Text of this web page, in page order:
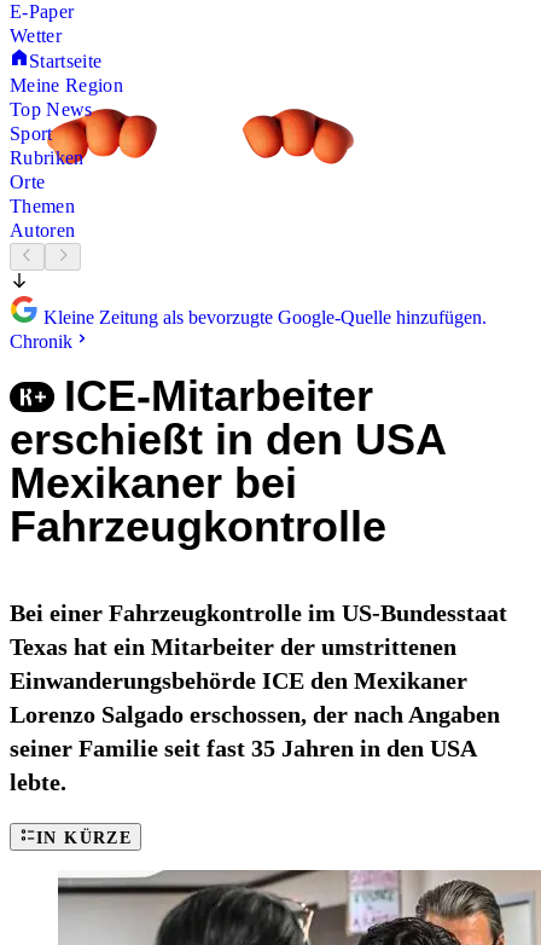
E-Paper
Wetter
Startseite
Meine Region
Top News
Sport
Rubriken
Orte
Themen
Autoren
Kleine Zeitung als bevorzugte Google-Quelle hinzufügen.
Chronik
ICE-Mitarbeiter
erschießt in den USA
Mexikaner bei
Fahrzeugkontrolle
Bei einer Fahrzeugkontrolle im US-Bundesstaat
Texas hat ein Mitarbeiter der umstrittenen
Einwanderungsbehörde ICE den Mexikaner
Lorenzo Salgado erschossen, der nach Angaben
seiner Familie seit fast 35 Jahren in den USA
lebte.
IN KÜRZE